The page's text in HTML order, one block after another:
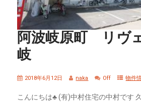
阿波岐原町 リヴ
岐
2018年6月12日 naka Off 物件
こんにちは♣ (有)中村住宅の中村です